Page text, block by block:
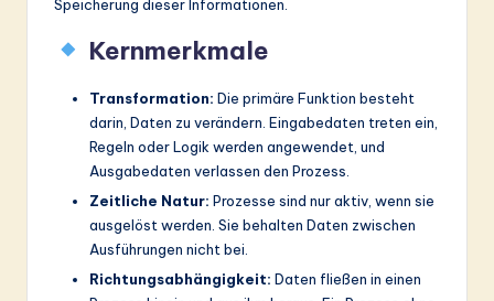
Speicherung dieser Informationen.
Kernmerkmale
Transformation: Die primäre Funktion besteht
darin, Daten zu verändern. Eingabedaten treten ein,
Regeln oder Logik werden angewendet, und
Ausgabedaten verlassen den Prozess.
Zeitliche Natur: Prozesse sind nur aktiv, wenn sie
ausgelöst werden. Sie behalten Daten zwischen
Ausführungen nicht bei.
Richtungsabhängigkeit: Daten fließen in einen